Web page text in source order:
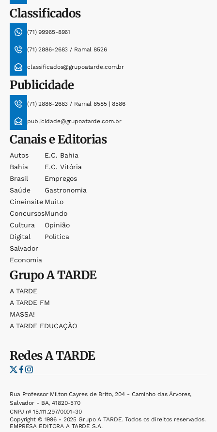
Classificados
(71) 99965-8961
(71) 2886-2683 / Ramal 8526
classificados@grupoatarde.com.br
Publicidade
(71) 2886-2683 / Ramal 8585 | 8586
publicidade@grupoatarde.com.br
Canais e Editorias
Autos
Bahia
Brasil
Saúde
Cineinsite
Concursos
Cultura
Digital
Salvador
Economia
E.c. Bahia
E.c. Vitória
Empregos
Gastronomia
Muito
Mundo
Opinião
Política
GrupoA TARDE
A TARDE
A TARDE FM
MASSA!
A TARDE EDUCAÇÃO
RedesA TARDE
Rua Professor Milton Cayres de Brito, 204 - Caminho das Árvores,
Salvador - BA, 41820-570
CNPJ nº 15.111.297/0001-30
Copyright © 1996 - 2025 Grupo A TARDE. Todos os direitos reservados.
EMPRESA EDITORA A TARDE S.A.